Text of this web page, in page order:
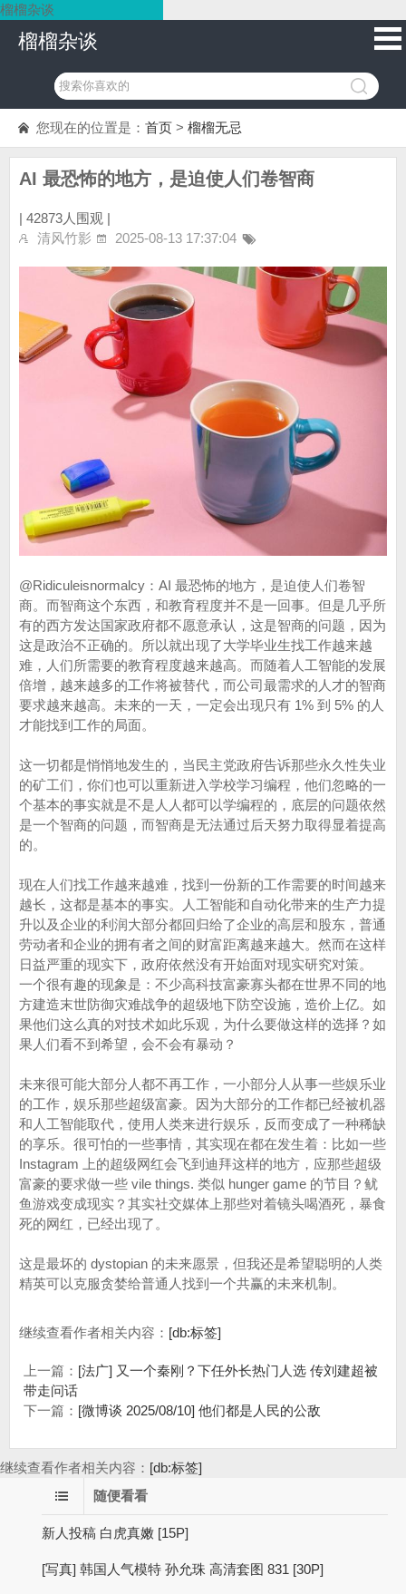
榴榴杂谈
榴榴杂谈
您现在的位置是： 首页 > 榴榴无忌
AI 最恐怖的地方，是迫使人们卷智商
| 42873人围观 |
清风竹影
2025-08-13 17:37:04
@Ridiculeisnormalcy：AI 最恐怖的地方，是迫使人们卷智
商。而智商这个东西，和教育程度并不是一回事。但是几乎所
有的西方发达国家政府都不愿意承认，这是智商的问题，因为
这是政治不正确的。所以就出现了大学毕业生找工作越来越
难，人们所需要的教育程度越来越高。而随着人工智能的发展
倍增，越来越多的工作将被替代，而公司最需求的人才的智商
要求越来越高。未来的一天，一定会出现只有 1% 到 5% 的人
才能找到工作的局面。
这一切都是悄悄地发生的，当民主党政府告诉那些永久性失业
的矿工们，你们也可以重新进入学校学习编程，他们忽略的一
个基本的事实就是不是人人都可以学编程的，底层的问题依然
是一个智商的问题，而智商是无法通过后天努力取得显着提高
的。
现在人们找工作越来越难，找到一份新的工作需要的时间越来
越长，这都是基本的事实。人工智能和自动化带来的生产力提
升以及企业的利润大部分都回归给了企业的高层和股东，普通
劳动者和企业的拥有者之间的财富距离越来越大。然而在这样
日益严重的现实下，政府依然没有开始面对现实研究对策。
一个很有趣的现象是：不少高科技富豪寡头都在世界不同的地
方建造末世防御灾难战争的超级地下防空设施，造价上亿。如
果他们这么真的对技术如此乐观，为什么要做这样的选择？如
果人们看不到希望，会不会有暴动？
未来很可能大部分人都不再工作，一小部分人从事一些娱乐业
的工作，娱乐那些超级富豪。因为大部分的工作都已经被机器
和人工智能取代，使用人类来进行娱乐，反而变成了一种稀缺
的享乐。很可怕的一些事情，其实现在都在发生着：比如一些
Instagram 上的超级网红会飞到迪拜这样的地方，应那些超级
富豪的要求做一些 vile things. 类似 hunger game 的节目？鱿
鱼游戏变成现实？其实社交媒体上那些对着镜头喝酒死，暴食
死的网红，已经出现了。
这是最坏的 dystopian 的未来愿景，但我还是希望聪明的人类
精英可以克服贪婪给普通人找到一个共赢的未来机制。
继续查看作者相关内容： [db:标签]
上一篇： [法广] 又一个秦刚？下任外长热门人选 传刘建超被
带走问话
下一篇： [微博谈 2025/08/10] 他们都是人民的公敌
继续查看作者相关内容： [db:标签]
随便看看
新人投稿 白虎真嫩 [15P]
[写真] 韩国人气模特 孙允珠 高清套图 831 [30P]